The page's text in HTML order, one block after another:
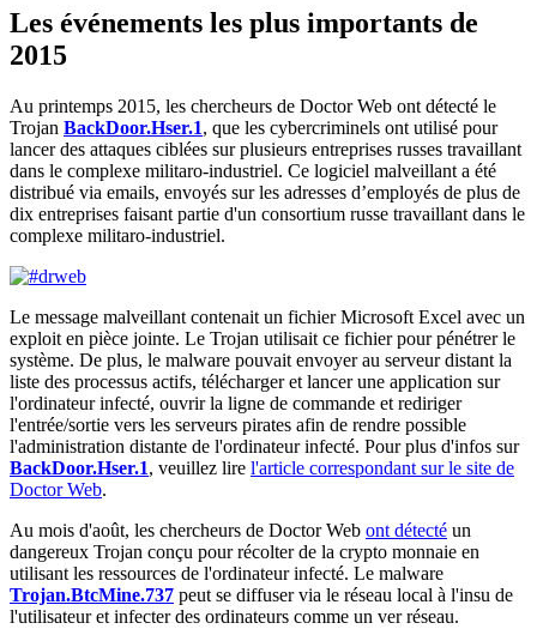
Les événements les plus importants de
2015
Au printemps 2015, les chercheurs de Doctor Web ont détecté le
Trojan BackDoor.Hser.1, que les cybercriminels ont utilisé pour
lancer des attaques ciblées sur plusieurs entreprises russes travaillant
dans le complexe militaro-industriel. Ce logiciel malveillant a été
distribué via emails, envoyés sur les adresses d’employés de plus de
dix entreprises faisant partie d'un consortium russe travaillant dans le
complexe militaro-industriel.
Le message malveillant contenait un fichier Microsoft Excel avec un
exploit en pièce jointe. Le Trojan utilisait ce fichier pour pénétrer le
système. De plus, le malware pouvait envoyer au serveur distant la
liste des processus actifs, télécharger et lancer une application sur
l'ordinateur infecté, ouvrir la ligne de commande et rediriger
l'entrée/sortie vers les serveurs pirates afin de rendre possible
l'administration distante de l'ordinateur infecté. Pour plus d'infos sur
BackDoor.Hser.1, veuillez lire l'article correspondant sur le site de
Doctor Web.
Au mois d'août, les chercheurs de Doctor Web ont détecté un
dangereux Trojan conçu pour récolter de la crypto monnaie en
utilisant les ressources de l'ordinateur infecté. Le malware
Trojan.BtcMine.737 peut se diffuser via le réseau local à l'insu de
l'utilisateur et infecter des ordinateurs comme un ver réseau.